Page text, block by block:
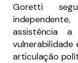
Goretti
assistência
articulação